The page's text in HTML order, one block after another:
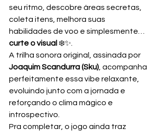
seu ritmo, descobre áreas secretas,
coleta itens, melhora suas
habilidades de voo e simplesmente…
curte o visual ❄️✨.
A trilha sonora original, assinada por
Joaquim Scandurra (Sku) , acompanha
perfeitamente essa vibe relaxante,
evoluindo junto com a jornada e
reforçando o clima mágico e
introspectivo.
Pra completar, o jogo ainda traz